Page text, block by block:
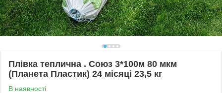
Плівка теплична . Союз 3*100м 80 мкм
(Планета Пластик) 24 місяці 23,5 кг
В наявності